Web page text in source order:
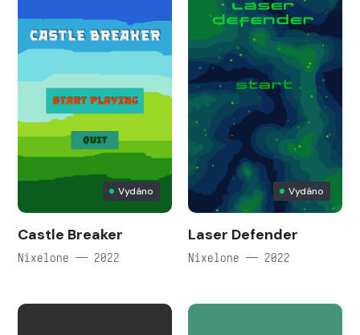
Vydáno
Castle Breaker
Nixelone — 2022
Vydáno
Laser Defender
Nixelone — 2022